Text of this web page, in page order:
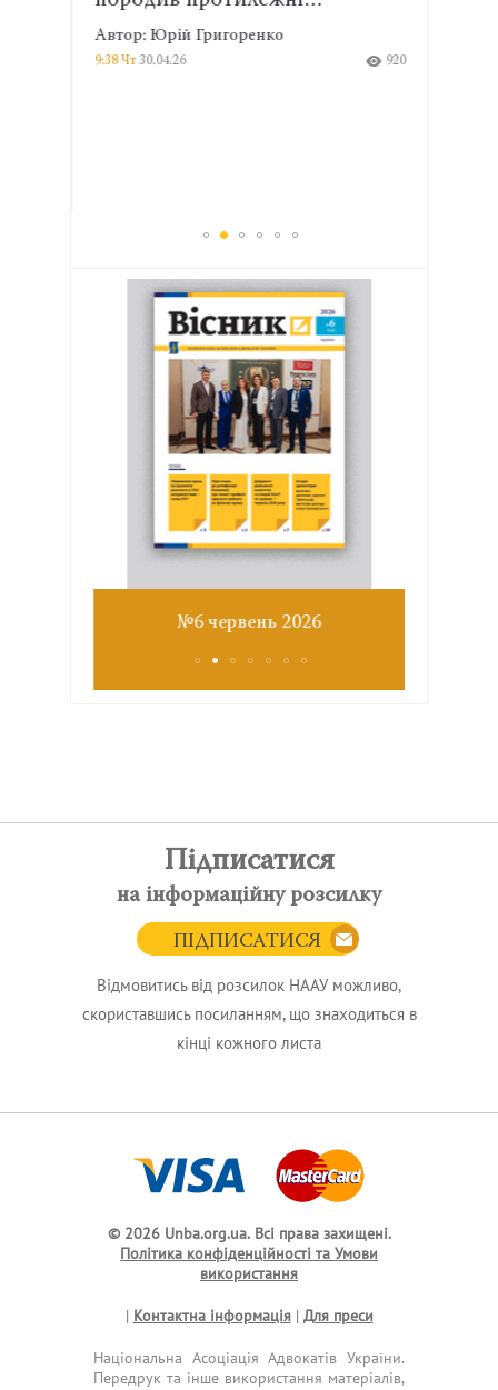
Автор: Юрій Григоренко
9:38 Чт30.04.26 920
№6 червень 2026
Підписатися
на інформаційну розсилку
ПІДПИСАТИСЯ
Відмовитись від розсилок НААУ можливо,
скориставшись посиланням, що знаходиться в
кінці кожного листа
© 2026 Unba.org.ua. Всі права захищені.
Політика конфіденційності та Умови
використання
| Контактна інформація| Для преси
Національна Асоціація Адвокатів України.
Передрук та інше використання матеріалів,